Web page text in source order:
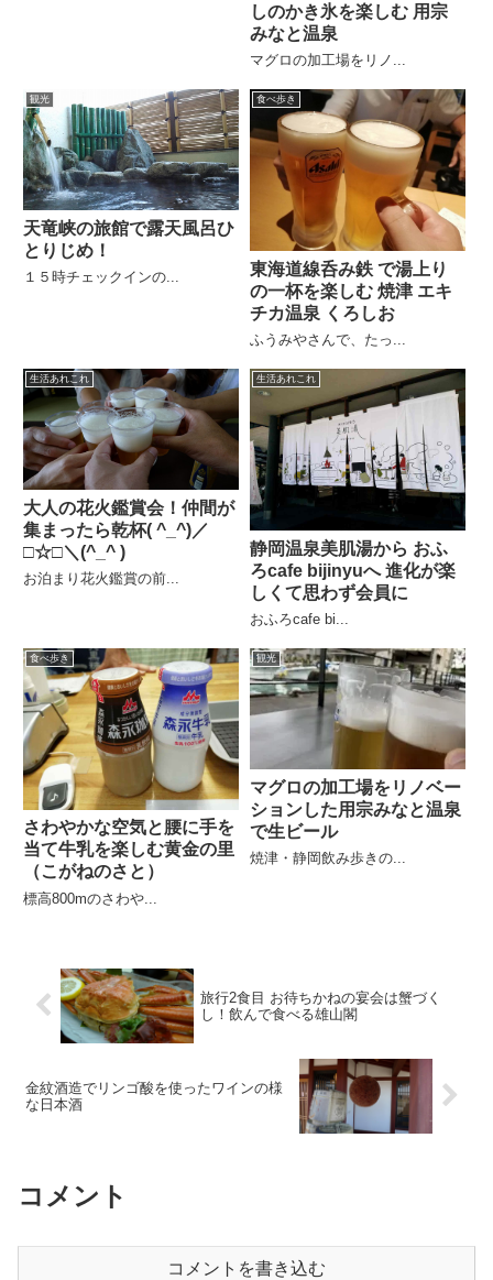
しのかき氷を楽しむ 用宗
みなと温泉
マグロの加工場をリノ...
観光
天竜峡の旅館で露天風呂ひ
とりじめ！
１５時チェックインの...
食べ歩き
東海道線呑み鉄 で湯上り
の一杯を楽しむ 焼津 エキ
チカ温泉 くろしお
ふうみやさんで、たっ...
生活あれこれ
大人の花火鑑賞会！仲間が
集まったら乾杯( ^_^)／
□☆□＼(^_^ )
お泊まり花火鑑賞の前...
生活あれこれ
静岡温泉美肌湯から おふ
ろcafe bijinyuへ 進化が楽
しくて思わず会員に
おふろcafe bi...
食べ歩き
さわやかな空気と腰に手を
当て牛乳を楽しむ黄金の里
（こがねのさと）
標高800mのさわや...
観光
マグロの加工場をリノベー
ションした用宗みなと温泉
で生ビール
焼津・静岡飲み歩きの...
旅行2食目 お待ちかねの宴会は蟹づく
し！飲んで食べる雄山閣
金紋酒造でリンゴ酸を使ったワインの様
な日本酒
コメント
コメントを書き込む